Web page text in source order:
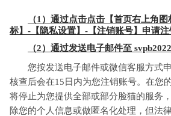
（1）通过点击点击【首页右上角
标】-【隐私设置】-【注销账号】申请注
（2）通过发送电子邮件至
您按发送电子邮件或微信客服方式
核查后会在15日内为您注销账号。在您
将停止为您提供全部或部分脸猫的服务
除您的个人信息或做匿名化处理，但法